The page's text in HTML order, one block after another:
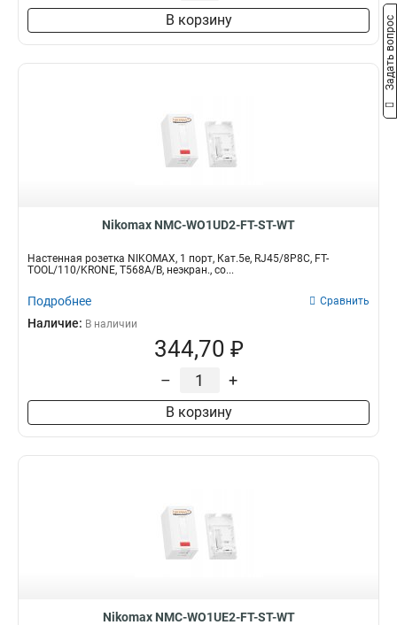
В корзину
Nikomax NMC-WO1UD2-FT-ST-WT
Настенная розетка NIKOMAX, 1 порт, Кат.5e, RJ45/8P8C, FT-
TOOL/110/KRONE, T568A/B, неэкран., со...
Подробнее Сравнить
Наличие: В наличии
344,70 ₽
– +
В корзину
Nikomax NMC-WO1UE2-FT-ST-WT
Задать вопрос